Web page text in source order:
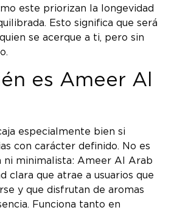
este priorizan la longevidad
Esto significa que será
se acerque a ti, pero sin
es Ameer Al
especialmente bien si
con carácter definido. No es
ni minimalista: Ameer Al Arab
clara que atrae a usuarios que
y que disfrutan de aromas
Funciona tanto en